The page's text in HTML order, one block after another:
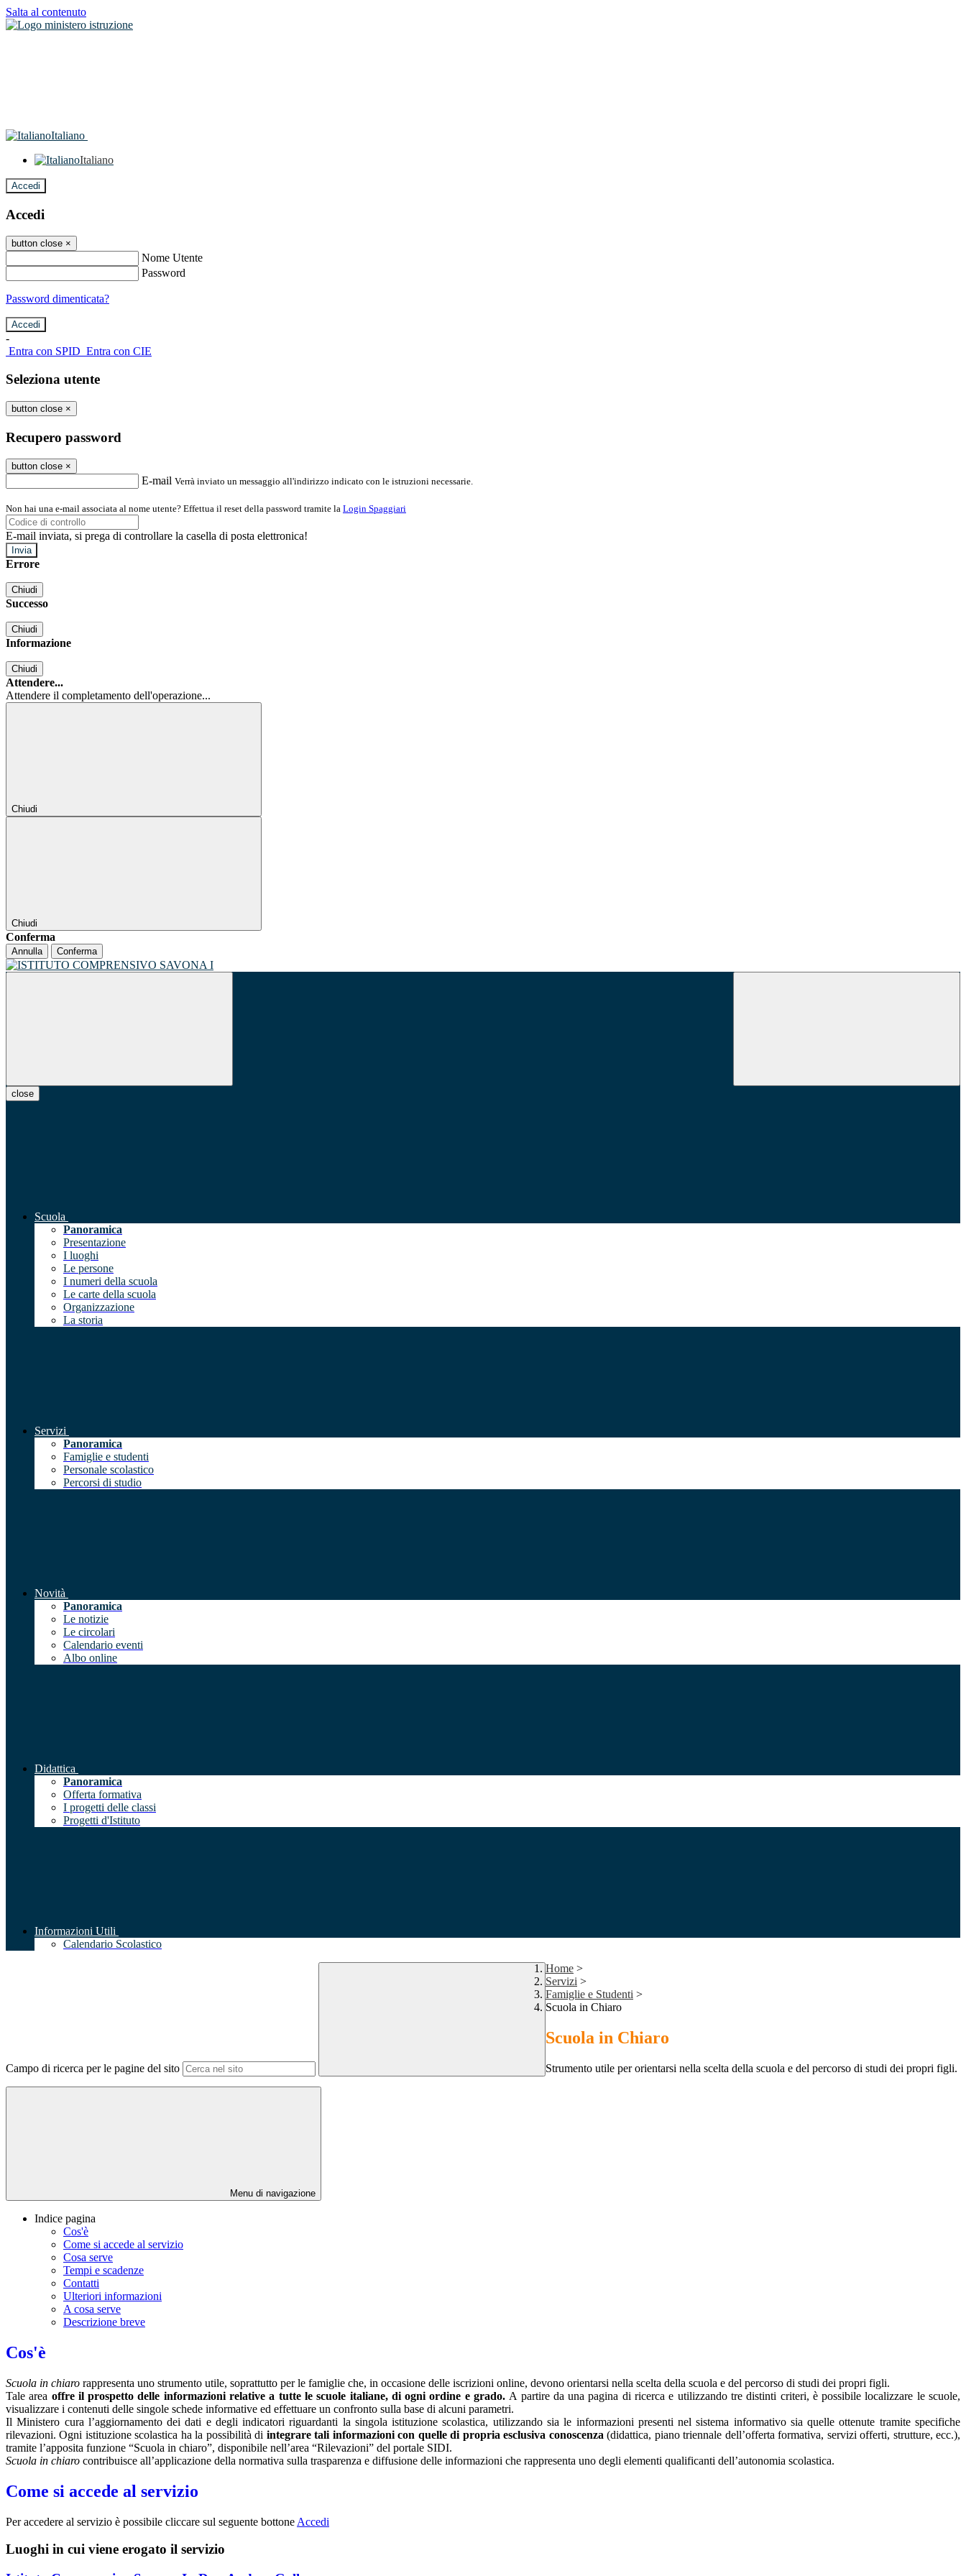
Salta al contenuto
Italiano
Italiano
Accedi
Accedi
button close ×
Nome Utente
Password
Password dimenticata?
-
Entra con SPID Entra con CIE
Seleziona utente
button close ×
Recupero password
button close ×
E-mail Verrà inviato un messaggio all'indirizzo indicato con le istruzioni necessarie.
Non hai una e-mail associata al nome utente? Effettua il reset della password tramite la Login Spaggiari
E-mail inviata, si prega di controllare la casella di posta elettronica!
Errore
Chiudi
Successo
Chiudi
Informazione
Chiudi
Attendere...
Attendere il completamento dell'operazione...
Chiudi
Chiudi
Conferma
Annulla Conferma
close
Scuola
Panoramica
Presentazione
I luoghi
Le persone
I numeri della scuola
Le carte della scuola
Organizzazione
La storia
Servizi
Panoramica
Famiglie e studenti
Personale scolastico
Percorsi di studio
Novità
Panoramica
Le notizie
Le circolari
Calendario eventi
Albo online
Didattica
Panoramica
Offerta formativa
I progetti delle classi
Progetti d'Istituto
Informazioni Utili
Calendario Scolastico
Campo di ricerca per le pagine del sito
Home >
Servizi >
Famiglie e Studenti >
Scuola in Chiaro
Scuola in Chiaro
Strumento utile per orientarsi nella scelta della scuola e del percorso di studi dei propri figli.
Menu di navigazione
Indice pagina
Cos'è
Come si accede al servizio
Cosa serve
Tempi e scadenze
Contatti
Ulteriori informazioni
A cosa serve
Descrizione breve
Cos'è
Scuola in chiaro rappresenta uno strumento utile, soprattutto per le famiglie che, in occasione delle iscrizioni online, devono orientarsi nella scelta della scuola e del percorso di studi dei propri figli.
Tale area offre il prospetto delle informazioni relative a tutte le scuole italiane, di ogni ordine e grado. A partire da una pagina di ricerca e utilizzando tre distinti criteri, è possibile localizzare le scuole,
visualizzare i contenuti delle singole schede informative ed effettuare un confronto sulla base di alcuni parametri.
Il Ministero cura l’aggiornamento dei dati e degli indicatori riguardanti la singola istituzione scolastica, utilizzando sia le informazioni presenti nel sistema informativo sia quelle ottenute tramite specifiche
rilevazioni.Ogni istituzione scolastica ha la possibilità di integrare tali informazioni con quelle di propria esclusiva conoscenza (didattica, piano triennale dell’offerta formativa, servizi offerti, strutture, ecc.),
tramite l’apposita funzione “Scuola in chiaro”, disponibile nell’area “Rilevazioni” del portale SIDI.
Scuola in chiaro contribuisce all’applicazione della normativa sulla trasparenza e diffusione delle informazioni che rappresenta uno degli elementi qualificanti dell’autonomia scolastica.
Come si accede al servizio
Per accedere al servizio è possibile cliccare sul seguente bottone Accedi
Luoghi in cui viene erogato il servizio